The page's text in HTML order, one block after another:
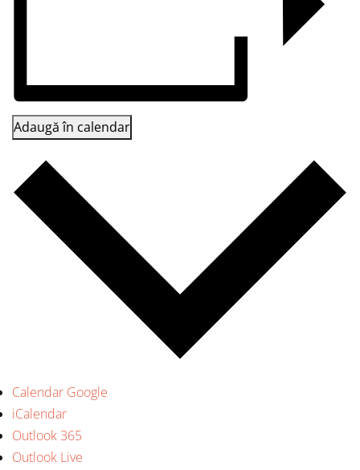
Adaugă în calendar
Calendar Google
iCalendar
Outlook 365
Outlook Live